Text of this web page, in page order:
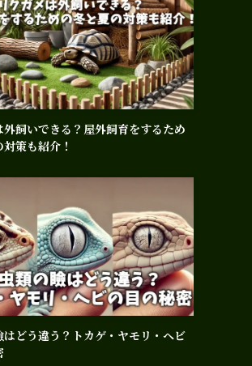
外飼いできる？屋外飼育をするため
策も紹介！
はどう違う？トカゲ・ヤモリ・ヘビ